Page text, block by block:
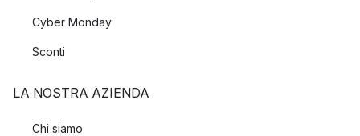
Cyber Monday
Sconti
LA NOSTRA AZIENDA
Chi siamo